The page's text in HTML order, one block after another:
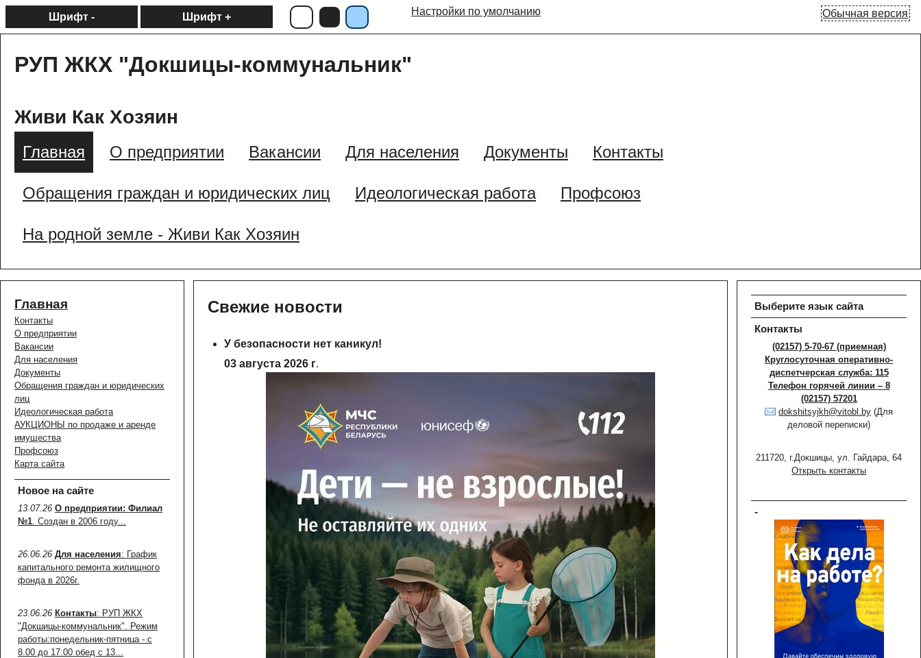
Обычная версия
Шрифт - Шрифт + Настройки по умолчанию
РУП ЖКХ "Докшицы-коммунальник"
Живи Как Хозяин
Главная О предприятии Вакансии Для населения Документы Контакты
Обращения граждан и юридических лиц Идеологическая работа Профсоюз
На родной земле - Живи Как Хозяин
Главная
Контакты
О предприятии
Вакансии
Для населения
Документы
Обращения граждан и юридических
лиц
Идеологическая работа
АУКЦИОНЫ по продаже и аренде
имущества
Профсоюз
Карта сайта
Новое на сайте
13.07.26 О предприятии: Филиал
№1 . Создан в 2006 году...
26.06.26 Для населения: График
капитального ремонта жилищного
фонда в 2026г.
23.06.26 Контакты: РУП ЖКХ
"Докшицы-коммунальник". Режим
работы:понедельник-пятница - с
8.00 до 17.00 обед с 13...
Свежие новости
У безопасности нет каникул!
03 августа 2026 г.
Выберите язык сайта
Контакты
(02157) 5-70-67 (приемная)
Круглосуточная оперативно-
диспетчерская служба: 115
Телефон горячей линии – 8
(02157) 57201
dokshitsyjkh@vitobl.by (Для
деловой переписки)
211720, г.Докшицы, ул. Гайдара, 64
Открыть контакты
-